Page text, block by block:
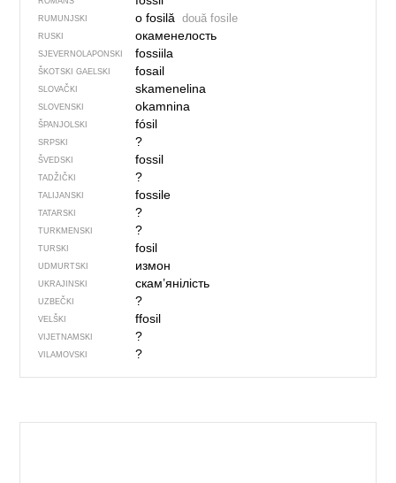
RUMUNJSKI o fosilă două fosile
RUSKI окаменелость
SJEVER­NO­LA­PONSKI fossiila
ŠKOTSKI GAELSKI fosail
SLOVAČKI skamenelina
SLOVENSKI okamnina
ŠPANJOLSKI fósil
SRPSKI ?
ŠVEDSKI fossil
TADŽIČKI ?
TALIJANSKI fossile
TATARSKI ?
TURKMENSKI ?
TURSKI fosil
UDMURTSKI измон
UKRAJINSKI скам’янілість
UZBEČKI ?
VELŠKI ffosil
VIJETNAMSKI ?
VILAMOVSKI ?